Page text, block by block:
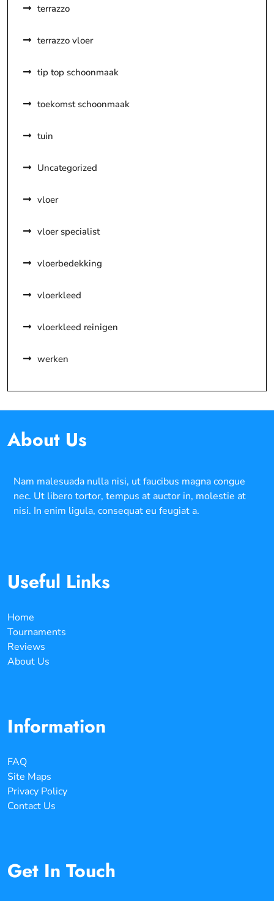
terrazzo
terrazzo vloer
tip top schoonmaak
toekomst schoonmaak
tuin
Uncategorized
vloer
vloer specialist
vloerbedekking
vloerkleed
vloerkleed reinigen
werken
About Us
Nam malesuada nulla nisi, ut faucibus magna congue
nec. Ut libero tortor, tempus at auctor in, molestie at
nisi. In enim ligula, consequat eu feugiat a.
Useful Links
Home
Tournaments
Reviews
About Us
Information
FAQ
Site Maps
Privacy Policy
Contact Us
Get In Touch